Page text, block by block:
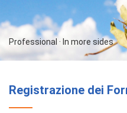
Professional · In more sides
Registrazione dei